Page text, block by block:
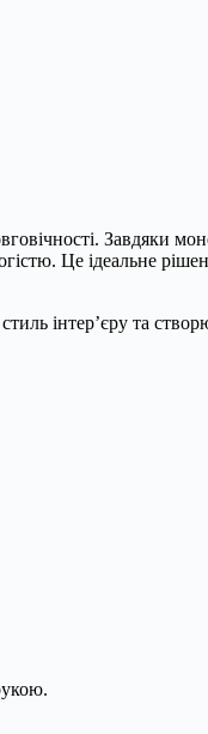
Завдяки
Це ідеальне
інтер’єру та